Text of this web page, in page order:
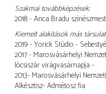
Szakmai továbbképzések:
2018 - Anca Bradu
Kiemelt alakítások más
2019 - Yorick Stúdio -
2017 - Marosvásárhelyi
lócsiszár virágvasárnapja
2013- Marosvásárhelyi
Alkésztisz- Admétosz fia